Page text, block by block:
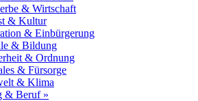
& Wirtschaft
& Kultur
& Einbürgerung
& Bildung
& Ordnung
& Fürsorge
& Klima
& Beruf »